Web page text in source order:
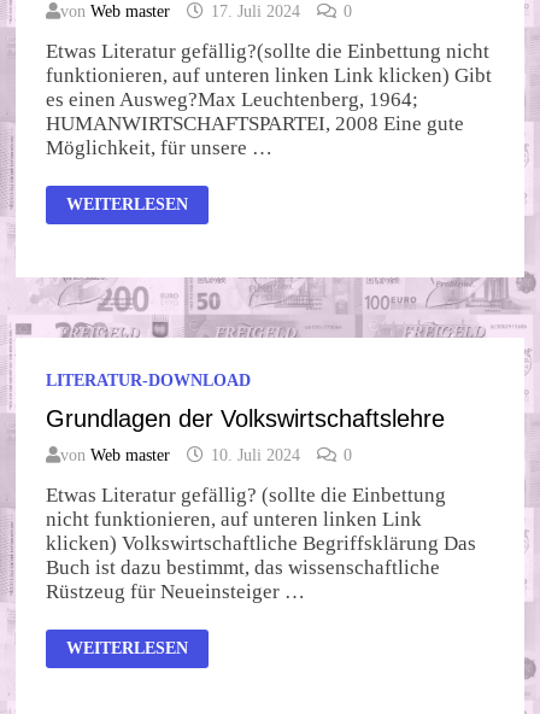
vonWeb master 17. Juli 2024 0
Etwas Literatur gefällig?(sollte die Einbettung nicht
funktionieren, auf unteren linken Link klicken) Gibt
es einen Ausweg?Max Leuchtenberg, 1964;
HUMANWIRTSCHAFTSPARTEI, 2008 Eine gute
Möglichkeit, für unsere …
DER
RITT
WEITERLESEN
LITERATUR-DOWNLOAD
Grundlagen der Volkswirtschaftslehre
vonWeb master 10. Juli 2024 0
Etwas Literatur gefällig? (sollte die Einbettung
nicht funktionieren, auf unteren linken Link
klicken) Volkswirtschaftliche Begriffsklärung Das
Buch ist dazu bestimmt, das wissenschaftliche
Rüstzeug für Neueinsteiger …
GRUNDLAGEN
DER
WEITERLESEN